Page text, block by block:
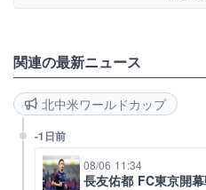
関連の最新ニュース
北中米ワールドカップ
-1日前
08/06 11:34
長友佑都 FC東京開